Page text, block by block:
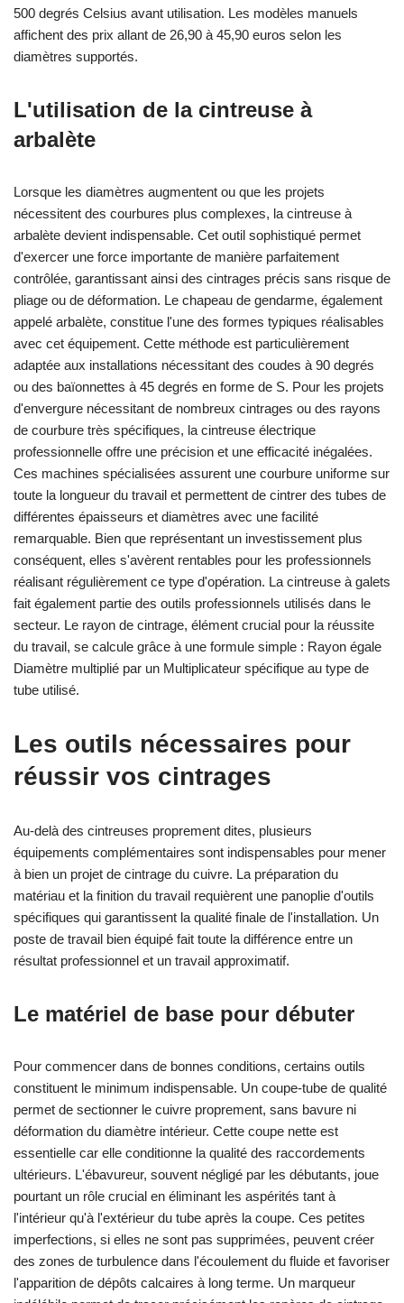
500 degrés Celsius avant utilisation. Les modèles manuels
affichent des prix allant de 26,90 à 45,90 euros selon les
diamètres supportés.
L'utilisation de la cintreuse à
arbalète
Lorsque les diamètres augmentent ou que les projets
nécessitent des courbures plus complexes, la cintreuse à
arbalète devient indispensable. Cet outil sophistiqué permet
d'exercer une force importante de manière parfaitement
contrôlée, garantissant ainsi des cintrages précis sans risque de
pliage ou de déformation. Le chapeau de gendarme, également
appelé arbalète, constitue l'une des formes typiques réalisables
avec cet équipement. Cette méthode est particulièrement
adaptée aux installations nécessitant des coudes à 90 degrés
ou des baïonnettes à 45 degrés en forme de S. Pour les projets
d'envergure nécessitant de nombreux cintrages ou des rayons
de courbure très spécifiques, la cintreuse électrique
professionnelle offre une précision et une efficacité inégalées.
Ces machines spécialisées assurent une courbure uniforme sur
toute la longueur du travail et permettent de cintrer des tubes de
différentes épaisseurs et diamètres avec une facilité
remarquable. Bien que représentant un investissement plus
conséquent, elles s'avèrent rentables pour les professionnels
réalisant régulièrement ce type d'opération. La cintreuse à galets
fait également partie des outils professionnels utilisés dans le
secteur. Le rayon de cintrage, élément crucial pour la réussite
du travail, se calcule grâce à une formule simple : Rayon égale
Diamètre multiplié par un Multiplicateur spécifique au type de
tube utilisé.
Les outils nécessaires pour
réussir vos cintrages
Au-delà des cintreuses proprement dites, plusieurs
équipements complémentaires sont indispensables pour mener
à bien un projet de cintrage du cuivre. La préparation du
matériau et la finition du travail requièrent une panoplie d'outils
spécifiques qui garantissent la qualité finale de l'installation. Un
poste de travail bien équipé fait toute la différence entre un
résultat professionnel et un travail approximatif.
Le matériel de base pour débuter
Pour commencer dans de bonnes conditions, certains outils
constituent le minimum indispensable. Un coupe-tube de qualité
permet de sectionner le cuivre proprement, sans bavure ni
déformation du diamètre intérieur. Cette coupe nette est
essentielle car elle conditionne la qualité des raccordements
ultérieurs. L'ébavureur, souvent négligé par les débutants, joue
pourtant un rôle crucial en éliminant les aspérités tant à
l'intérieur qu'à l'extérieur du tube après la coupe. Ces petites
imperfections, si elles ne sont pas supprimées, peuvent créer
des zones de turbulence dans l'écoulement du fluide et favoriser
l'apparition de dépôts calcaires à long terme. Un marqueur